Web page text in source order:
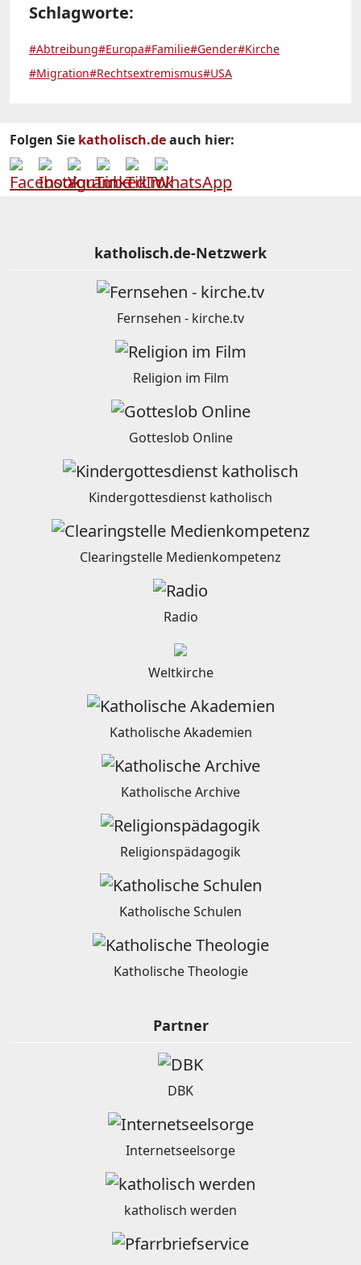
Schlagworte:
#Abtreibung#Europa#Familie#Gender#Kirche
#Migration#Rechtsextremismus#USA
Folgen Sie katholisch.deauch hier:
katholisch.de-Netzwerk
Fernsehen - kirche.tv
Religion im Film
Gotteslob Online
Kindergottesdienst katholisch
Clearingstelle Medienkompetenz
Radio
Weltkirche
Katholische Akademien
Katholische Archive
Religionspädagogik
Katholische Schulen
Katholische Theologie
Partner
DBK
Internetseelsorge
katholisch werden